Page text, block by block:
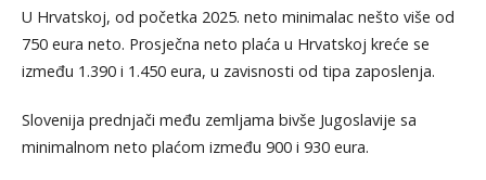
U Hrvatskoj, od početka 2025. neto minimalac nešto više od
750 eura neto. Prosječna neto plaća u Hrvatskoj kreće se
između 1.390 i 1.450 eura, u zavisnosti od tipa zaposlenja.
Slovenija prednjači među zemljama bivše Jugoslavije sa
minimalnom neto plaćom između 900 i 930 eura.